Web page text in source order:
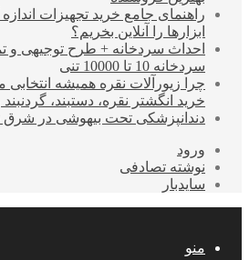
راهنمای جامع خرید تجهیزات
ابزارها را آنلاین بخریم؟
احداث سردخانه + طرح توجیهی و
سردخانه 10 تا 10000 تنی
چرا زیورآلات نقره همیشه
خرید انگشتر نقره، دستبند، گردنبند
دندانپزشکی تحت بیهوشی در شرق
ورود
نوشته تصادفی
سایدبار
منو